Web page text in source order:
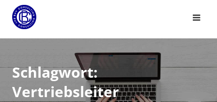
Schlagwort:
Vertriebsleiter